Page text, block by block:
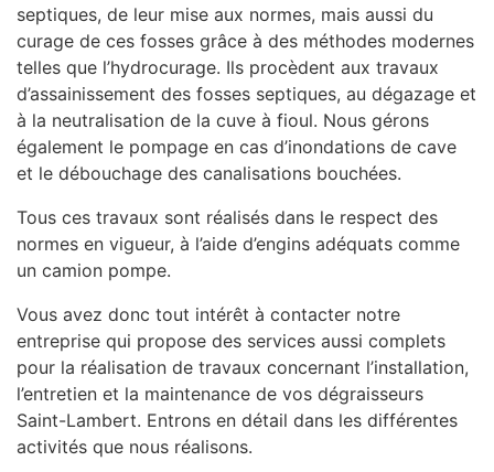
septiques, de leur mise aux normes, mais aussi du
curage de ces fosses grâce à des méthodes modernes
telles que l’hydrocurage. Ils procèdent aux travaux
d’assainissement des fosses septiques, au dégazage et
à la neutralisation de la cuve à fioul. Nous gérons
également le pompage en cas d’inondations de cave
et le débouchage des canalisations bouchées.
Tous ces travaux sont réalisés dans le respect des
normes en vigueur, à l’aide d’engins adéquats comme
un camion pompe.
Vous avez donc tout intérêt à contacter notre
entreprise qui propose des services aussi complets
pour la réalisation de travaux concernant l’installation,
l’entretien et la maintenance de vos dégraisseurs
Saint-Lambert. Entrons en détail dans les différentes
activités que nous réalisons.